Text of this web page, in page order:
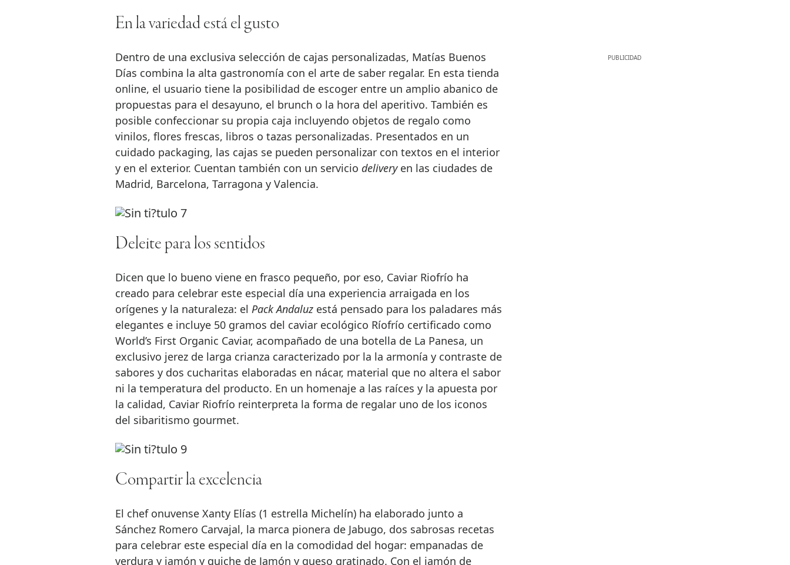
En la variedad está el gusto
Dentro de una exclusiva selección de cajas personalizadas, Matías Buenos
Días combina la alta gastronomía con el arte de saber regalar. En esta tienda
online, el usuario tiene la posibilidad de escoger entre un amplio abanico de
propuestas para el desayuno, el brunch o la hora del aperitivo. También es
posible confeccionar su propia caja incluyendo objetos de regalo como
vinilos, flores frescas, libros o tazas personalizadas. Presentados en un
cuidado packaging, las cajas se pueden personalizar con textos en el interior
y en el exterior. Cuentan también con un servicio delivery en las ciudades de
Madrid, Barcelona, Tarragona y Valencia.
Deleite para los sentidos
Dicen que lo bueno viene en frasco pequeño, por eso, Caviar Riofrío ha
creado para celebrar este especial día una experiencia arraigada en los
orígenes y la naturaleza: el Pack Andaluzestá pensado para los paladares más
elegantes e incluye 50 gramos del caviar ecológico Ríofrío certificado como
World’s First Organic Caviar, acompañado de una botella de La Panesa, un
exclusivo jerez de larga crianza caracterizado por la la armonía y contraste de
sabores y dos cucharitas elaboradas en nácar, material que no altera el sabor
ni la temperatura del producto. En un homenaje a las raíces y la apuesta por
la calidad, Caviar Riofrío reinterpreta la forma de regalar uno de los iconos
del sibaritismo gourmet.
Compartir la excelencia
El chef onuvense Xanty Elías (1 estrella Michelín) ha elaborado junto a
Sánchez Romero Carvajal, la marca pionera de Jabugo, dos sabrosas recetas
para celebrar este especial día en la comodidad del hogar: empanadas de
verdura y jamón y quiche de Jamón y queso gratinado. Con el jamón de